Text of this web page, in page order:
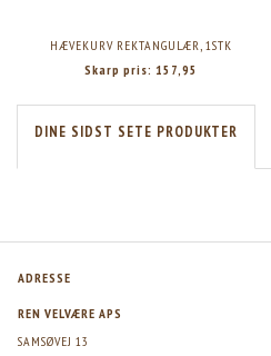
HÆVEKURV REKTANGULÆR, 1STK
Skarp pris: 157,95
DINE SIDST SETE PRODUKTER
ADRESSE
REN VELVÆRE APS
SAMSØVEJ 13